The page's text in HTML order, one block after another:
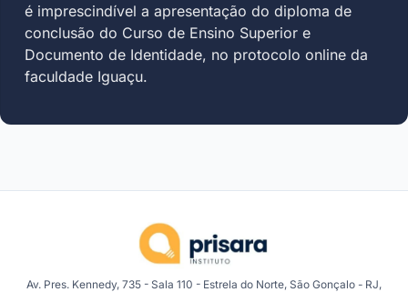
é imprescindível a apresentação do diploma de
conclusão do Curso de Ensino Superior e
Documento de Identidade, no protocolo online da
faculdade Iguaçu.
Av. Pres. Kennedy, 735 - Sala 110 - Estrela do Norte, São Gonçalo - RJ,